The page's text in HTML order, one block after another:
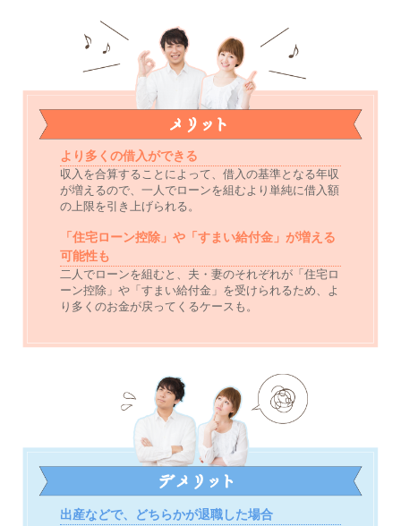
より多くの借入ができる
収入を合算することによって、借入の基準となる年収
が増えるので、一人でローンを組むより単純に借入額
の上限を引き上げられる。
「住宅ローン控除」や「すまい給付金」が増える
可能性も
二人でローンを組むと、夫・妻のそれぞれが「住宅ロ
ーン控除」や「すまい給付金」を受けられるため、よ
り多くのお金が戻ってくるケースも。
出産などで、どちらかが退職した場合